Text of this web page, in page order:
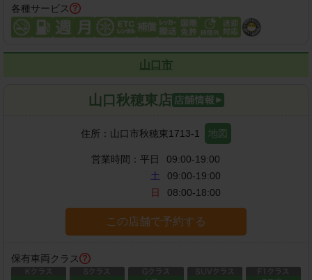
各種サービス
山口市
山口秋穂東店
住所： 山口市秋穂東1713-1 地図
営業時間： 平日
09:00-19:00
土
09:00-19:00
日
08:00-18:00
この店舗で予約する
保有車両クラス